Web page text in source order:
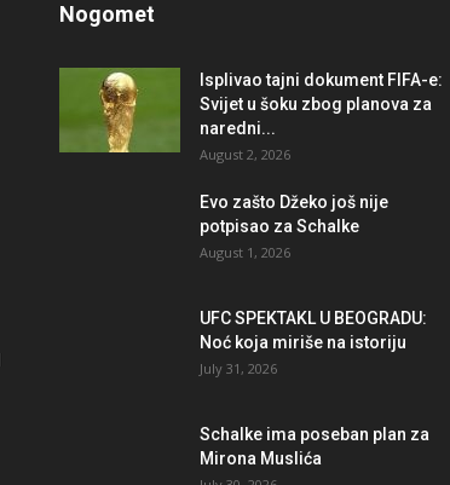
Nogomet
Isplivao tajni dokument FIFA-e:
Svijet u šoku zbog planova za
naredni...
August 2, 2026
Evo zašto Džeko još nije
potpisao za Schalke
August 1, 2026
UFC SPEKTAKL U BEOGRADU:
Noć koja miriše na istoriju
July 31, 2026
Schalke ima poseban plan za
Mirona Muslića